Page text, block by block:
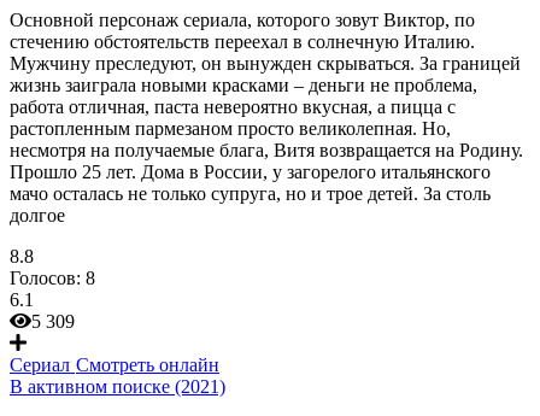
Основной персонаж сериала, которого зовут Виктор, по
стечению обстоятельств переехал в солнечную Италию.
Мужчину преследуют, он вынужден скрываться. За границей
жизнь заиграла новыми красками – деньги не проблема,
работа отличная, паста невероятно вкусная, а пицца с
растопленным пармезаном просто великолепная. Но,
несмотря на получаемые блага, Витя возвращается на Родину.
Прошло 25 лет. Дома в России, у загорелого итальянского
мачо осталась не только супруга, но и трое детей. За столь
долгое
8.8
Голосов: 8
6.1
5 309
Сериал Смотреть онлайн
В активном поиске (2021)